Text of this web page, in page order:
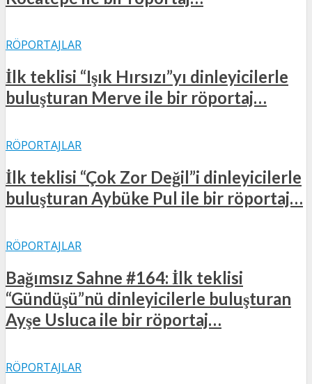
RÖPORTAJLAR
İlk teklisi “Işık Hırsızı”yı dinleyicilerle
buluşturan Merve ile bir röportaj…
RÖPORTAJLAR
İlk teklisi “Çok Zor Değil”i dinleyicilerle
buluşturan Aybüke Pul ile bir röportaj…
RÖPORTAJLAR
Bağımsız Sahne #164: İlk teklisi
“Gündüşü”nü dinleyicilerle buluşturan
Ayşe Usluca ile bir röportaj…
RÖPORTAJLAR